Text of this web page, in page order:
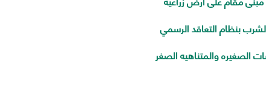
بنظام التعاقد الرسمي
والمتناهيه الصغر